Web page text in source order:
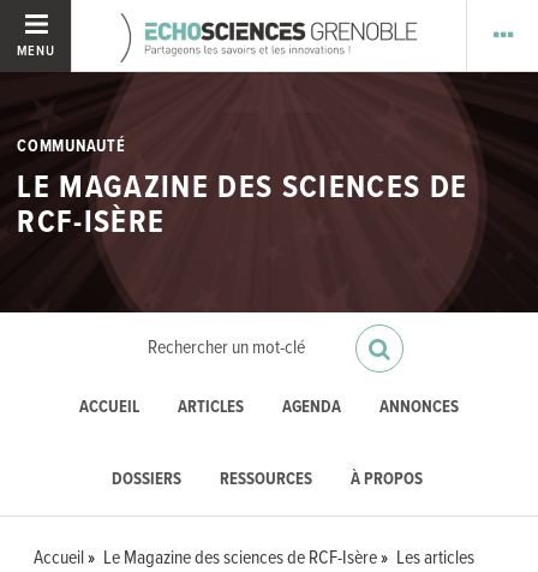
MENU
COMMUNAUTÉ
LE MAGAZINE DES SCIENCES DE
RCF-ISÈRE
ACCUEIL ARTICLES AGENDA ANNONCES
DOSSIERS RESSOURCES À PROPOS
Accueil Le Magazine des sciences de RCF-Isère
Les articles